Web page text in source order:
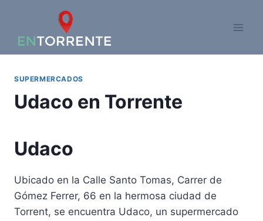
contenido
SUPERMERCADOS
Udaco en Torrente
Udaco
Ubicado en la Calle Santo Tomas, Carrer de
Gómez Ferrer, 66 en la hermosa ciudad de
Torrent, se encuentra Udaco, un supermercado